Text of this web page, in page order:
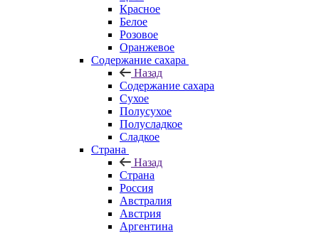
Красное
Белое
Розовое
Оранжевое
Содержание сахара
Назад
Содержание сахара
Сухое
Полусухое
Полусладкое
Сладкое
Страна
Назад
Страна
Россия
Австралия
Австрия
Аргентина